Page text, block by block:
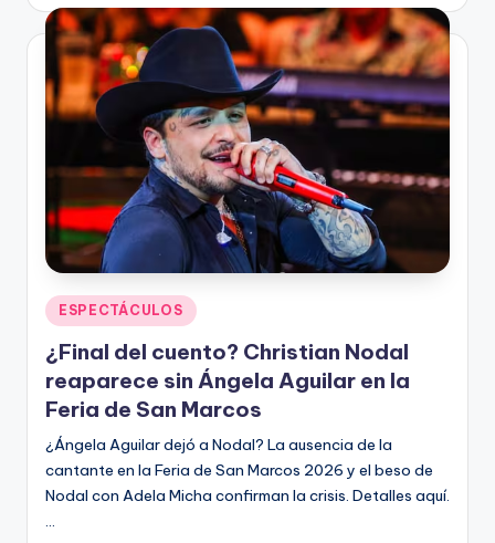
Publicado
en
ESPECTÁCULOS
¿Final del cuento? Christian Nodal
reaparece sin Ángela Aguilar en la
Feria de San Marcos
¿Ángela Aguilar dejó a Nodal? La ausencia de la
cantante en la Feria de San Marcos 2026 y el beso de
Nodal con Adela Micha confirman la crisis. Detalles aquí.
…